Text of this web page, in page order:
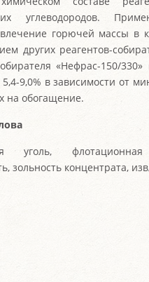
углеводородов.
горючей массы в
других реагентов-
«Нефрас-150/
9,0% в зависимости от
на обогащение.
уголь, флотационная
зольность концентрата,